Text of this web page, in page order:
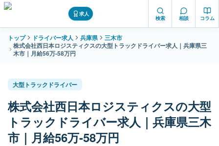
求人
検索 相談 コラム
トップ ドライバー求人 兵庫県
三木市
株式会社西日本ロジスティクスの大型トラックドライバー求人｜兵庫県三
木市｜月給56万-58万円
大型トラックドライバー
株式会社西日本ロジスティクスの大型
トラックドライバー求人｜兵庫県三木
市｜月給56万-58万円